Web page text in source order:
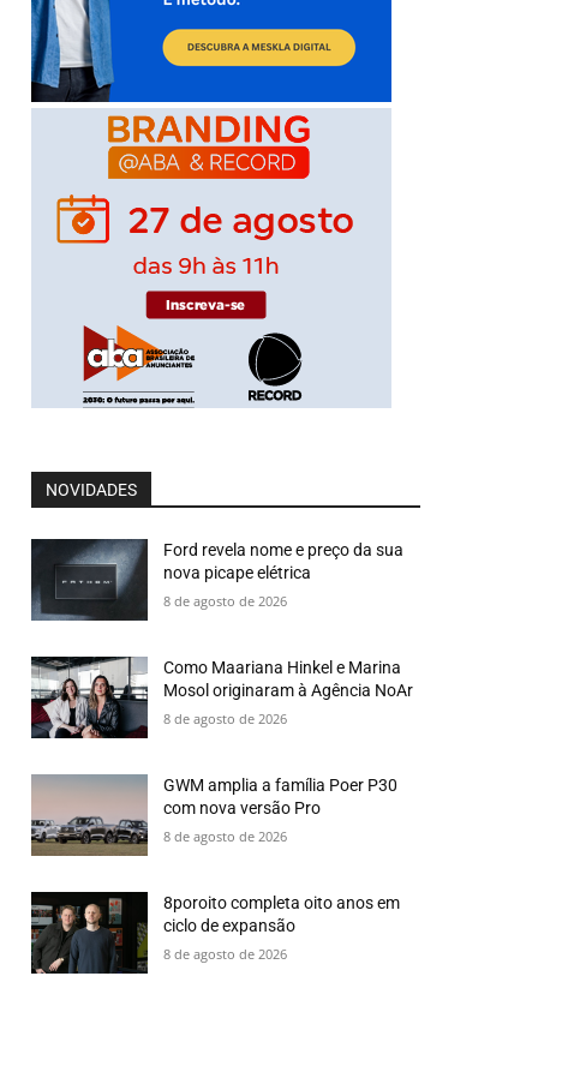
NOVIDADES
Ford revela nome e preço da sua
nova picape elétrica
8 de agosto de 2026
Como Maariana Hinkel e Marina
Mosol originaram à Agência NoAr
8 de agosto de 2026
GWM amplia a família Poer P30
com nova versão Pro
8 de agosto de 2026
8poroito completa oito anos em
ciclo de expansão
8 de agosto de 2026